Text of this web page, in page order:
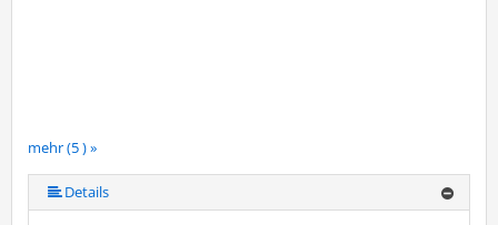
mehr (5 ) »
mehr (5 ) »
Details